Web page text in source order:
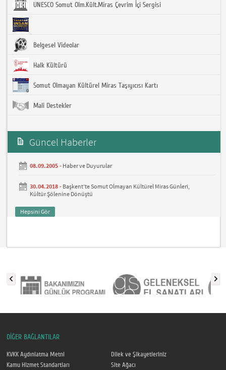
UNESCO Somut Olm.Kült.Miras Çevrim İçi Sergisi
Belgesel Videolar
Halk Kültürü
Somut Olmayan Kültürel Miras Taşıyıcısı Kartı
Mali Destekler
Güncel Haberler
08.09.2005 - Haber ve Duyurular
30.04.2018 - Başkent’te Somut Olmayan Kültürel Miras Günleri,
Kültür Şölenine Dönüştü
Hepsini Gör
DİĞER BAĞLANTILAR
KVKK Aydınlatma Metni
Dilek ve Şikayetleriniz
Kamu Hizmet Standartları
Site Ağacı